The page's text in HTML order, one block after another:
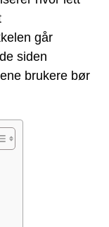
går
siden
brukere bør